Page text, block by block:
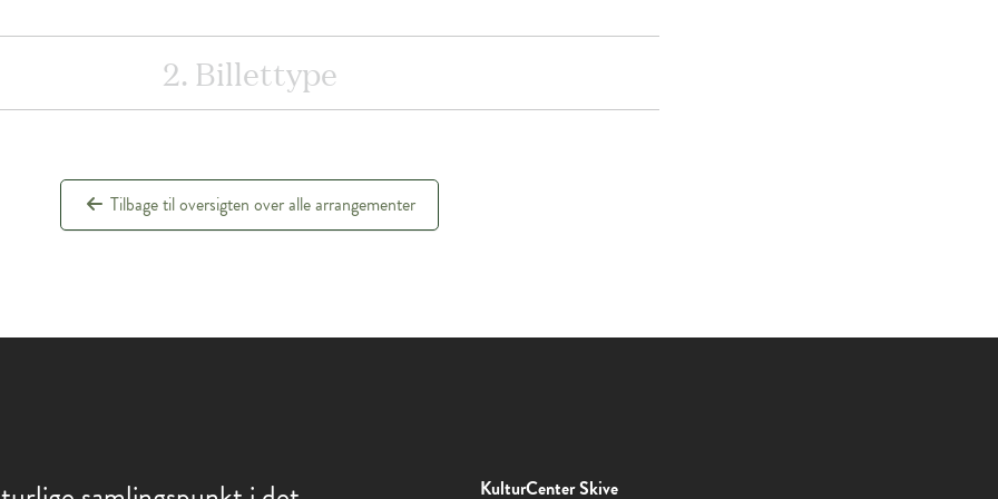
2. Billettype
Tilbage til oversigten over alle arrangementer
KulturCenter Skive